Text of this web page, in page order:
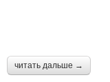
читать дальше →